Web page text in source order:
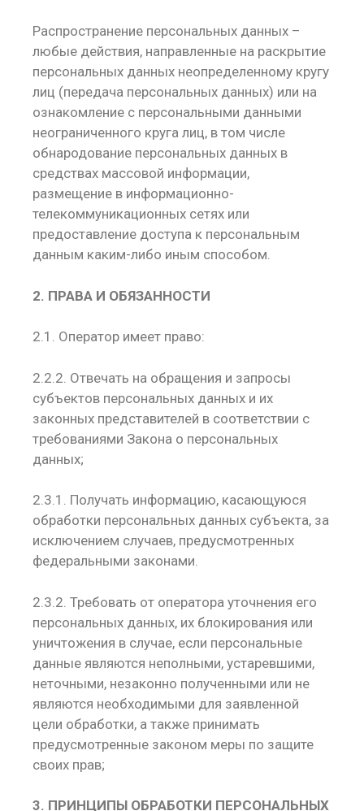
Распространение персональных данных –
любые действия, направленные на раскрытие
персональных данных неопределенному кругу
лиц (передача персональных данных) или на
ознакомление с персональными данными
неограниченного круга лиц, в том числе
обнародование персональных данных в
средствах массовой информации,
размещение в информационно-
телекоммуникационных сетях или
предоставление доступа к персональным
данным каким-либо иным способом.
2. ПРАВА И ОБЯЗАННОСТИ
2.1. Оператор имеет право:
2.2.2. Отвечать на обращения и запросы
субъектов персональных данных и их
законных представителей в соответствии с
требованиями Закона о персональных
данных;
2.3.1. Получать информацию, касающуюся
обработки персональных данных субъекта, за
исключением случаев, предусмотренных
федеральными законами.
2.3.2. Требовать от оператора уточнения его
персональных данных, их блокирования или
уничтожения в случае, если персональные
данные являются неполными, устаревшими,
неточными, незаконно полученными или не
являются необходимыми для заявленной
цели обработки, а также принимать
предусмотренные законом меры по защите
своих прав;
3. ПРИНЦИПЫ ОБРАБОТКИ ПЕРСОНАЛЬНЫХ